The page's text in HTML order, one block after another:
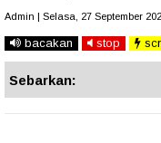
Admin | Selasa, 27 September
bacakan stop
Sebarkan: